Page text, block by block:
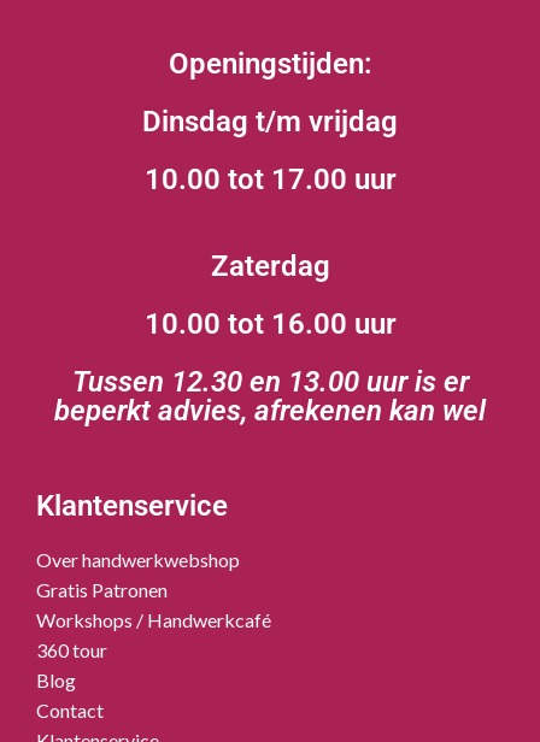
Openingstijden:
Dinsdag t/m vrijdag
10.00 tot 17.00 uur
Zaterdag
10.00 tot 16.00 uur
Tussen 12.30 en 13.00 uur is er
beperkt advies, afrekenen kan wel
Klantenservice
Over handwerkwebshop
Gratis Patronen
Workshops / Handwerkcafé
360 tour
Blog
Contact